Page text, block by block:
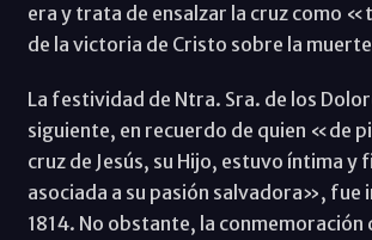
era y trata de ensalzar la cruz como
de la victoria de Cristo sobre la
La festividad de Ntra. Sra. de los
siguiente, en recuerdo de quien «de
cruz de Jesús, su Hijo, estuvo íntima y
asociada a su pasión salvadora», fue
1814. No obstante, la conmemoración